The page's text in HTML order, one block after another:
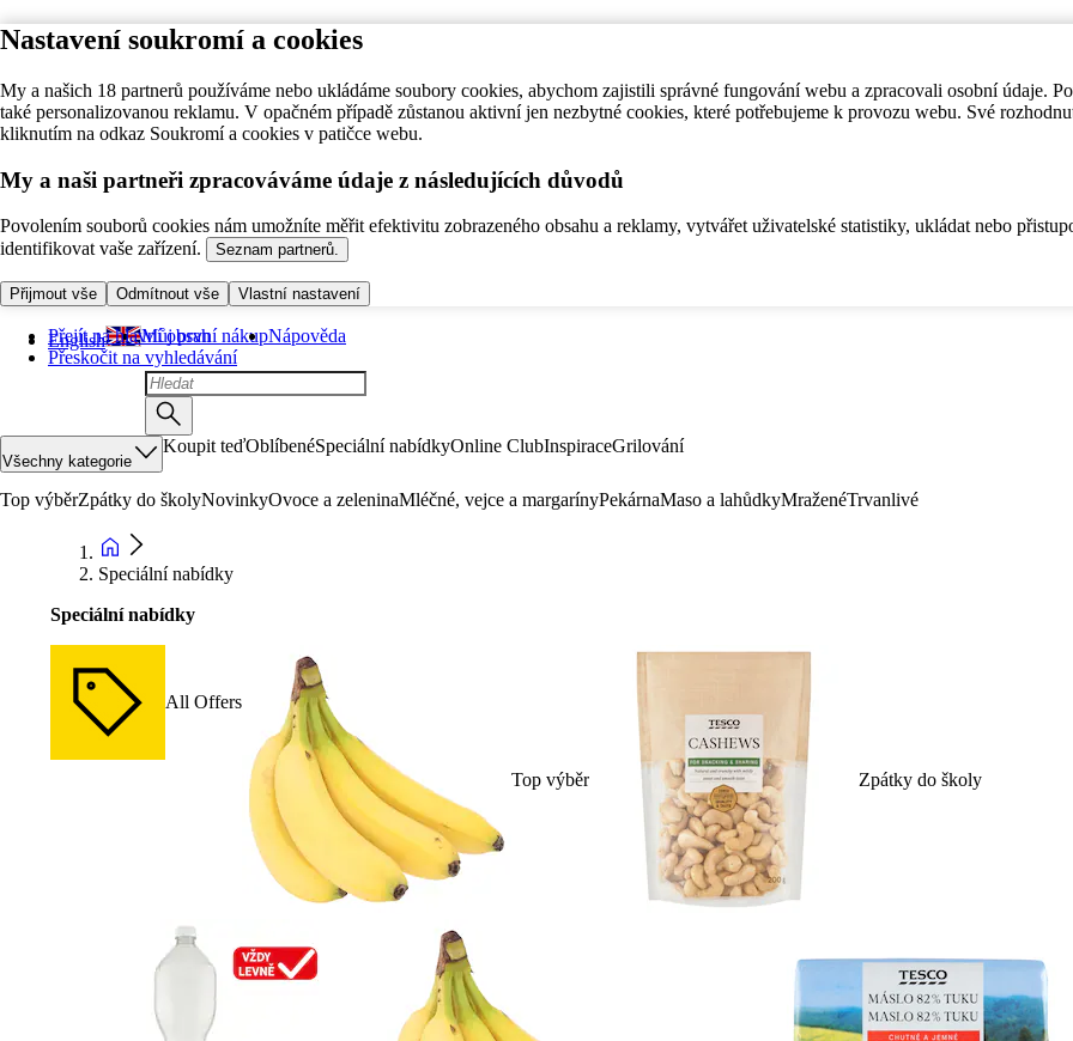
Nastavení soukromí a cookies
My a našich 18 partnerů používáme nebo ukládáme soubory cookies, abychom zajistili správné fungování webu a zpracovali osobní údaje.
také personalizovanou reklamu. V opačném případě zůstanou aktivní jen nezbytné cookies, které potřebujeme k provozu webu. Své
kliknutím na odkaz Soukromí a cookies v patičce webu.
My a naši partneři zpracováváme údaje z následujících důvodů
Povolením souborů cookies nám umožníte měřit efektivitu zobrazeného obsahu a reklamy, vytvářet uživatelské statistiky, ukládat nebo
identifikovat vaše zařízení.
Seznam partnerů.
Přijmout vše Odmítnout vše Vlastní nastavení
Přejít na hlavní obsah
Přeskočit na vyhledávání
English Můj první nákupNápověda
Všechny kategorie
Koupit teďOblíbenéSpeciální nabídkyOnline ClubInspiraceGrilování
Top výběrZpátky do školyNovinkyOvoce a zeleninaMléčné, vejce a margarínyPekárnaMaso a lahůdkyMraženéTrvanlivé
Speciální nabídky
Speciální nabídky
All Offers
Top výběr Zpátky do školy